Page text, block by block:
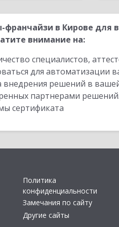
в Кирове для
внимание на:
специалистов,
для автоматизации
решений в
партнерами решений.
сертификата
Политика
конфиденциальности
Замечания по сайту
Другие сайты